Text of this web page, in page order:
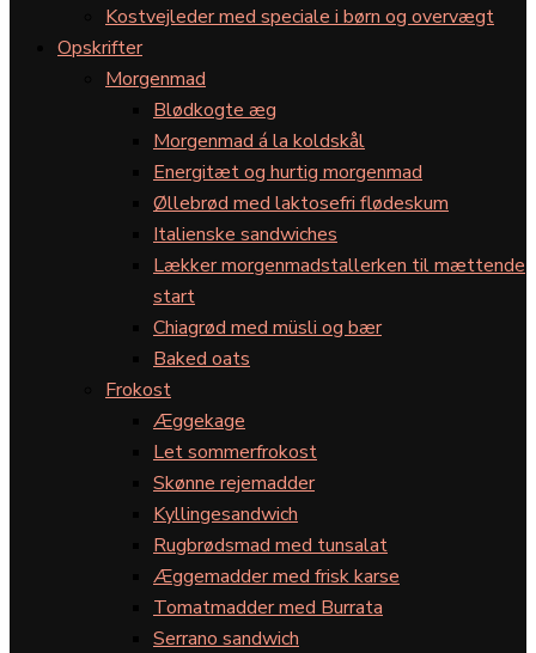
Kostvejleder med speciale i børn og overvægt
Opskrifter
Morgenmad
Blødkogte æg
Morgenmad á la koldskål
Energitæt og hurtig morgenmad
Øllebrød med laktosefri flødeskum
Italienske sandwiches
Lækker morgenmadstallerken til mættende
start
Chiagrød med müsli og bær
Baked oats
Frokost
Æggekage
Let sommerfrokost
Skønne rejemadder
Kyllingesandwich
Rugbrødsmad med tunsalat
Æggemadder med frisk karse
Tomatmadder med Burrata
Serrano sandwich